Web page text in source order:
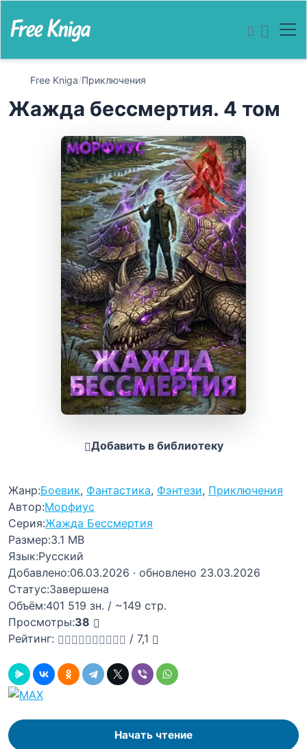
Free Kniga/Приключения
Жажда бессмертия. 4 том
Добавить в библиотеку
Жанр:Боевик, Фантастика, Фэнтези, Приключения
Автор:Морфиус
Серия:Жажда Бессмертия
Размер:3.1 MB
Язык:Русский
Добавлено:06.03.2026 · обновлено 23.03.2026
Статус:Завершена
Объём:401 519 зн. / ~149 стр.
Просмотры:38
Рейтинг:
/ 7,1
Начать чтение